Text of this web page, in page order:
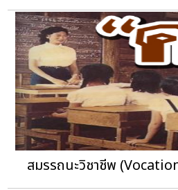
สมรรถนะวิชาชีพ